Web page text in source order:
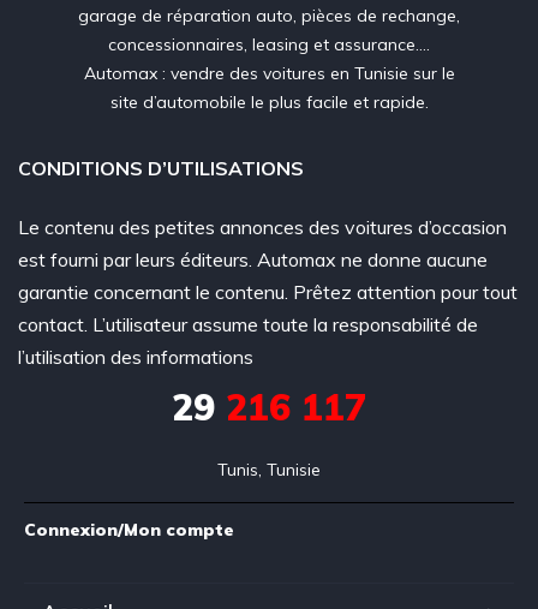
garage de réparation auto, pièces de rechange,
concessionnaires, leasing et assurance….
Automax : vendre des voitures en Tunisie sur le
site d’automobile le plus facile et rapide.
CONDITIONS D’UTILISATIONS
Le contenu des petites annonces des voitures d’occasion
est fourni par leurs éditeurs. Automax ne donne aucune
garantie concernant le contenu. Prêtez attention pour tout
contact. L’utilisateur assume toute la responsabilité de
l’utilisation des informations
29 216 117
Tunis, Tunisie
Connexion/Mon compte